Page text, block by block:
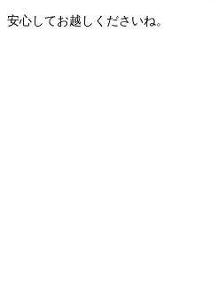
安心してお越しくださいね。